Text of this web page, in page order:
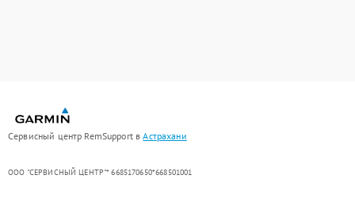
Сервисный центр RemSupport вАстрахани
ООО "СЕРВИСНЫЙ ЦЕНТР"* 6685170650*668501001